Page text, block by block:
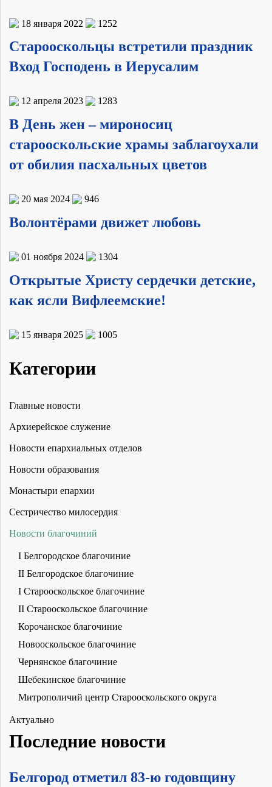
18 января 2022 1252
Старооскольцы встретили праздник
Вход Господень в Иерусалим
12 апреля 2023 1283
В День жен – мироносиц
старооскольские храмы заблагоухали
от обилия пасхальных цветов
20 мая 2024 946
Волонтёрами движет любовь
01 ноября 2024 1304
Открытые Христу сердечки детские,
как ясли Вифлеемские!
15 января 2025 1005
Категории
Главные новости
Архиерейское служение
Новости епархиальных отделов
Новости образования
Монастыри епархии
Сестричество милосердия
Новости благочиний
I Белгородское благочиние
II Белгородское благочиние
I Старооскольское благочиние
II Старооскольское благочиние
Корочанское благочиние
Новооскольское благочиние
Чернянское благочиние
Шебекинское благочиние
Митрополичий центр Старооскольского округа
Актуально
Последние новости
Белгород отметил 83-ю годовщину